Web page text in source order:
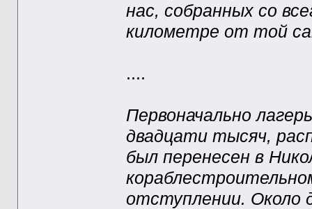
нас, собранных со
километре от той
....
Первоначально
двадцати тысяч,
был перенесен в
отступлении. Около